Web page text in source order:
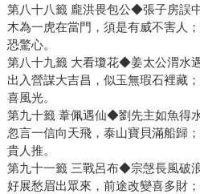
第八十八籤 龐洪畏包公◆張子房誤
木為一虎在當門，須是有威不害人
恐驚心。
第八十九籤 大看瓊花◆姜太公渭水
出入營謀大吉昌，似玉無瑕石裡藏
喜風光。
第九十籤 葦佩遇仙◆劉先主如魚得
忽言一信向天飛，泰山寶貝滿船歸
貴人推。
第九十一籤 三戰呂布◆宗愨長風破
好展愁眉出眾來，前途改變喜多財